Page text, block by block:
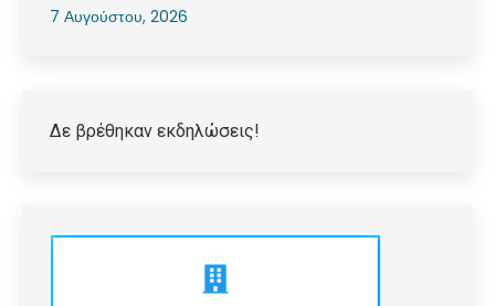
7 Αυγούστου, 2026
Δε βρέθηκαν εκδηλώσεις!